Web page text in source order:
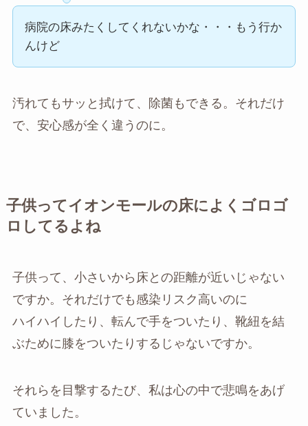
病院の床みたくしてくれないかな・・・もう行か
んけど
汚れてもサッと拭けて、除菌もできる。それだけ
で、安心感が全く違うのに。
子供ってイオンモールの床によくゴロゴ
ロしてるよね
子供って、小さいから床との距離が近いじゃない
ですか。それだけでも感染リスク高いのに
ハイハイしたり、転んで手をついたり、靴紐を結
ぶために膝をついたりするじゃないですか。
それらを目撃するたび、私は心の中で悲鳴をあげ
ていました。